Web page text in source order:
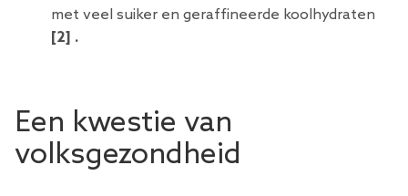
met veel suiker en geraffineerde koolhydraten
[2] .
Een kwestie van
volksgezondheid